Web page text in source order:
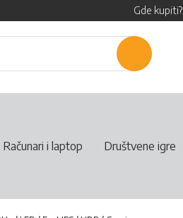
Gde kupiti?
Pretraži
Računari i laptop Društvene igre